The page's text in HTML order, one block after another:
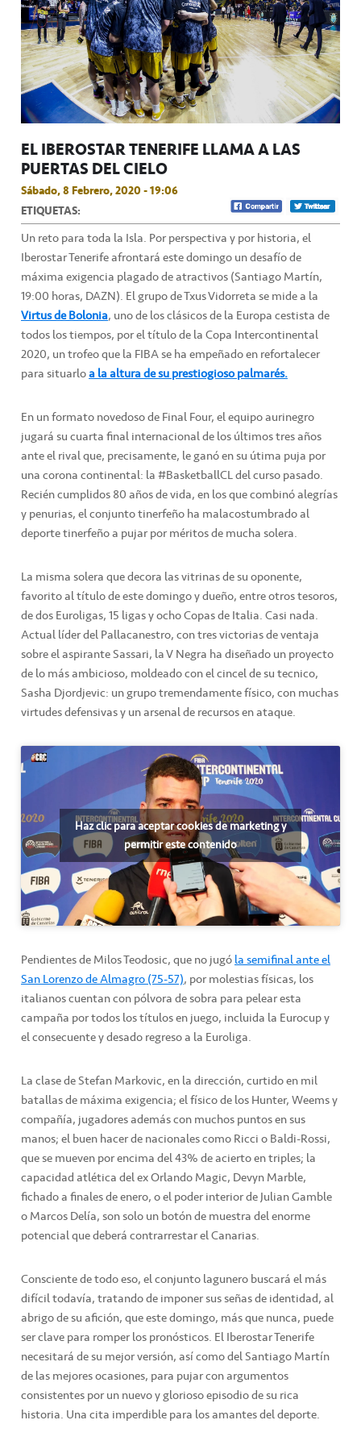
EL IBEROSTAR TENERIFE LLAMA A LAS
PUERTAS DEL CIELO
Sábado, 8 Febrero, 2020 - 19:06
ETIQUETAS:
Un reto para toda la Isla. Por perspectiva y por historia, el
Iberostar Tenerife afrontará este domingo un desafío de
máxima exigencia plagado de atractivos (Santiago Martín,
19:00 horas, DAZN). El grupo de Txus Vidorreta se mide a la
Virtus de Bolonia, uno de los clásicos de la Europa cestista de
todos los tiempos, por el título de la Copa Intercontinental
2020, un trofeo que la FIBA se ha empeñado en refortalecer
para situarloa la altura de su prestiogioso palmarés.
En un formato novedoso de Final Four, el equipo aurinegro
jugará su cuarta final internacional de los últimos tres años
ante el rival que, precisamente, le ganó en su útima puja por
una corona continental: la #BasketballCL del curso pasado.
Recién cumplidos 80 años de vida, en los que combinó alegrías
y penurias, el conjunto tinerfeño ha malacostumbrado al
deporte tinerfeño a pujar por méritos de mucha solera.
La misma solera que decora las vitrinas de su oponente,
favorito al título de este domingo y dueño, entre otros tesoros,
de dos Euroligas, 15 ligas y ocho Copas de Italia. Casi nada.
Actual líder del Pallacanestro, con tres victorias de ventaja
sobre el aspirante Sassari, la V Negra ha diseñado un proyecto
de lo más ambicioso, moldeado con el cincel de su tecnico,
Sasha Djordjevic: un grupo tremendamente físico, con muchas
virtudes defensivas y un arsenal de recursos en ataque.
Haz clic para aceptar cookies de marketing y
permitir este contenido
Pendientes de Milos Teodosic, que no jugóla semifinal ante el
San Lorenzo de Almagro (75-57), por molestias físicas, los
italianos cuentan con pólvora de sobra para pelear esta
campaña por todos los títulos en juego, incluida la Eurocup y
el consecuente y desado regreso a la Euroliga.
La clase de Stefan Markovic, en la dirección, curtido en mil
batallas de máxima exigencia; el físico de los Hunter, Weems y
compañía, jugadores además con muchos puntos en sus
manos; el buen hacer de nacionales como Ricci o Baldi-Rossi,
que se mueven por encima del 43% de acierto en triples; la
capacidad atlética del ex Orlando Magic, Devyn Marble,
fichado a finales de enero, o el poder interior de Julian Gamble
o Marcos Delía, son solo un botón de muestra del enorme
potencial que deberá contrarrestar el Canarias.
Consciente de todo eso, el conjunto lagunero buscará el más
difícil todavía, tratando de imponer sus señas de identidad, al
abrigo de su afición, que este domingo, más que nunca, puede
ser clave para romper los pronósticos. El Iberostar Tenerife
necesitará de su mejor versión, así como del Santiago Martín
de las mejores ocasiones, para pujar con argumentos
consistentes por un nuevo y glorioso episodio de su rica
historia. Una cita imperdible para los amantes del deporte.